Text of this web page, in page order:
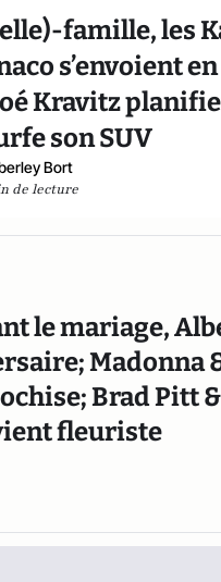
famille, les
s’envoient
Kravitz
son SUV
Bort
de lecture
le mariage,
Madonna
Brad Pitt
fleuriste